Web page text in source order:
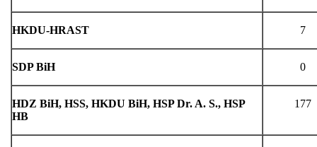
HKDU-HRAST 7
SDP BiH 0
HDZ BiH, HSS, HKDU BiH, HSP Dr. A. S., HSP
HB
177